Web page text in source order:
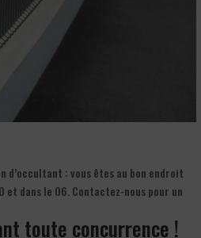
d’occultant : vous êtes au bon endroit
dans le 06. Contactez-nous pour un
toute concurrence !